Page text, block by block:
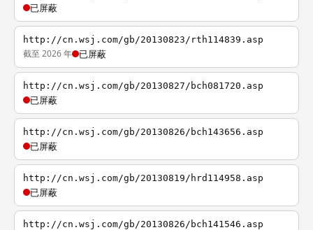
已屏蔽
http://cn.wsj.com/gb/20130823/rth114839.asp
截至 2026 年 已屏蔽
http://cn.wsj.com/gb/20130827/bch081720.asp
已屏蔽
http://cn.wsj.com/gb/20130826/bch143656.asp
已屏蔽
http://cn.wsj.com/gb/20130819/hrd114958.asp
已屏蔽
http://cn.wsj.com/gb/20130826/bch141546.asp